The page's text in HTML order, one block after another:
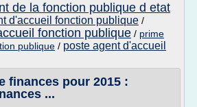
de la fonction publique d etat
d'accueil fonction publique /
fonction publique / prime
publique / poste agent d'accueil
finances pour 2015 :
...